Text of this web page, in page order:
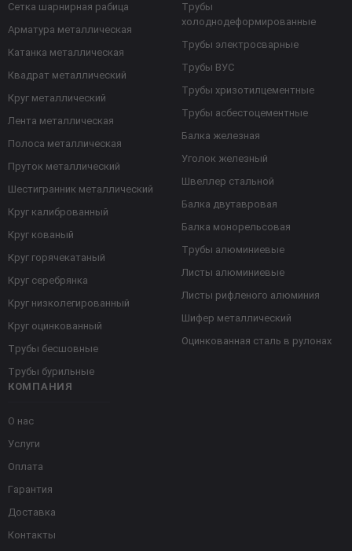
КОМПАНИЯ
О нас
Услуги
Оплата
Гарантия
Доставка
Контакты
Сетка шарнирная рабица
Арматура металлическая
Катанка металлическая
Квадрат металлический
Круг металлический
Лента металлическая
Полоса металлическая
Пруток металлический
Шестигранник металлический
Круг калиброванный
Круг кованый
Круг горячекатаный
Круг серебрянка
Круг низколегированный
Круг оцинкованный
Трубы бесшовные
Трубы бурильные
Трубы
холоднодеформированные
Трубы электросварные
Трубы ВУС
Трубы хризотилцементные
Трубы асбестоцементные
Балка железная
Уголок железный
Швеллер стальной
Балка двутавровая
Балка монорельсовая
Трубы алюминиевые
Листы алюминиевые
Листы рифленого алюминия
Шифер металлический
Оцинкованная сталь в рулонах